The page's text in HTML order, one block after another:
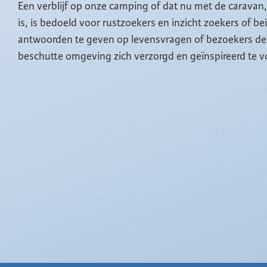
Een verblijf op onze camping of dat nu met de
is, is bedoeld voor rustzoekers en inzicht zoekers of
antwoorden te geven op levensvragen of bezoekers
beschutte omgeving zich verzorgd en geïnspireerd te